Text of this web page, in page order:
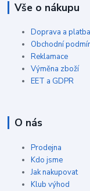
Vše o nákupu
Doprava a platba
Obchodní
Reklamace
Výměna zboží
EET a GDPR
O nás
Prodejna
Kdo jsme
Jak nakupovat
Klub výhod